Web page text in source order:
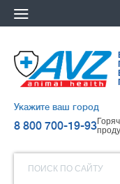
Укажите ваш город
8 800 700-19-93
ПОИСК ПО САЙТУ